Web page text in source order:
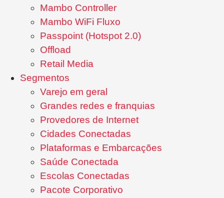
Mambo Controller
Mambo WiFi Fluxo
Passpoint (Hotspot 2.0)
Offload
Retail Media
Segmentos
Varejo em geral
Grandes redes e franquias
Provedores de Internet
Cidades Conectadas
Plataformas e Embarcações
Saúde Conectada
Escolas Conectadas
Pacote Corporativo